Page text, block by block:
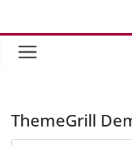
contenido
ThemeGrill